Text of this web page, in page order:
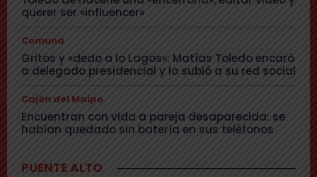
querer ser «influencer»
Comuna
Gritos y «dedo a lo Lagos»: Matías Toledo encaró
a delegado presidencial y lo subió a su red social
Cajón del Maipo
Encuentran con vida a pareja desaparecida: se
habían quedado sin batería en sus teléfonos
PUENTE ALTO